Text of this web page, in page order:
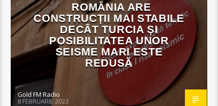
ROMÂNIA ARE
CONSTRUCȚII MAI STABILE
DECÂT TURCIA ȘI
POSIBILITATEA UNOR
SEISME MARI ESTE
REDUSĂ
Gold FM Radio
8 FEBRUARIE 2023